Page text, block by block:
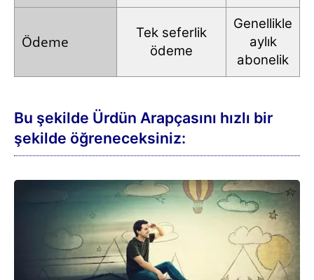
Ödeme
Tek seferlik
ödeme
Genellikle
aylık
abonelik
Bu şekilde Ürdün Arapçasını hızlı bir
şekilde öğreneceksiniz: